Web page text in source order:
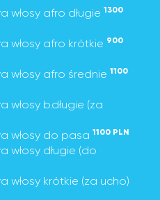
włosy afro długie 1300
włosy afro krótkie 900
włosy afro średnie 1100
włosy b.długie (za
włosy do pasa 1100 PLN
włosy długie (do
włosy krótkie (za ucho)